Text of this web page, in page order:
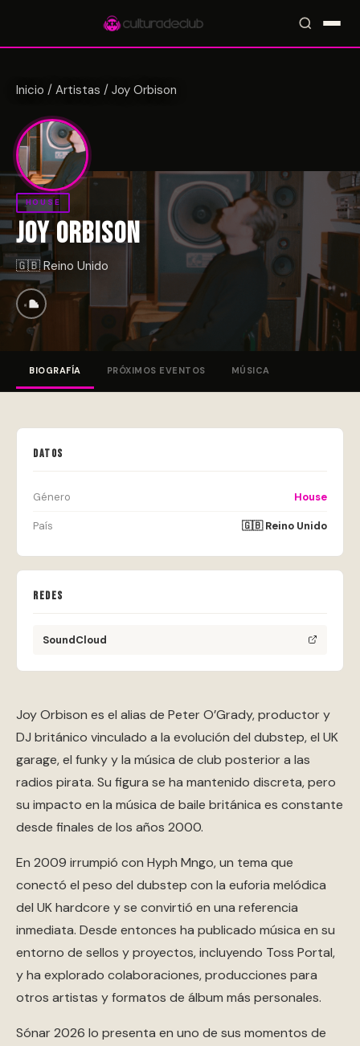
Accesos rápidos:
Inicio / Artistas / Joy Orbison
HOUSE
JOY ORBISON
🇬🇧 Reino Unido
BIOGRAFÍA PRÓXIMOS EVENTOS MÚSICA
Joy Orbison es el alias de Peter O’Grady, productor y
DJ británico vinculado a la evolución del dubstep, el UK
garage, el funky y la música de club posterior a las
radios pirata. Su figura se ha mantenido discreta, pero
su impacto en la música de baile británica es constante
desde finales de los años 2000.
En 2009 irrumpió con Hyph Mngo, un tema que
conectó el peso del dubstep con la euforia melódica
del UK hardcore y se convirtió en una referencia
inmediata. Desde entonces ha publicado música en su
entorno de sellos y proyectos, incluyendo Toss Portal,
y ha explorado colaboraciones, producciones para
otros artistas y formatos de álbum más personales.
Sónar 2026 lo presenta en uno de sus momentos de
DATOS
Género House
País 🇬🇧 Reino Unido
REDES
SoundCloud